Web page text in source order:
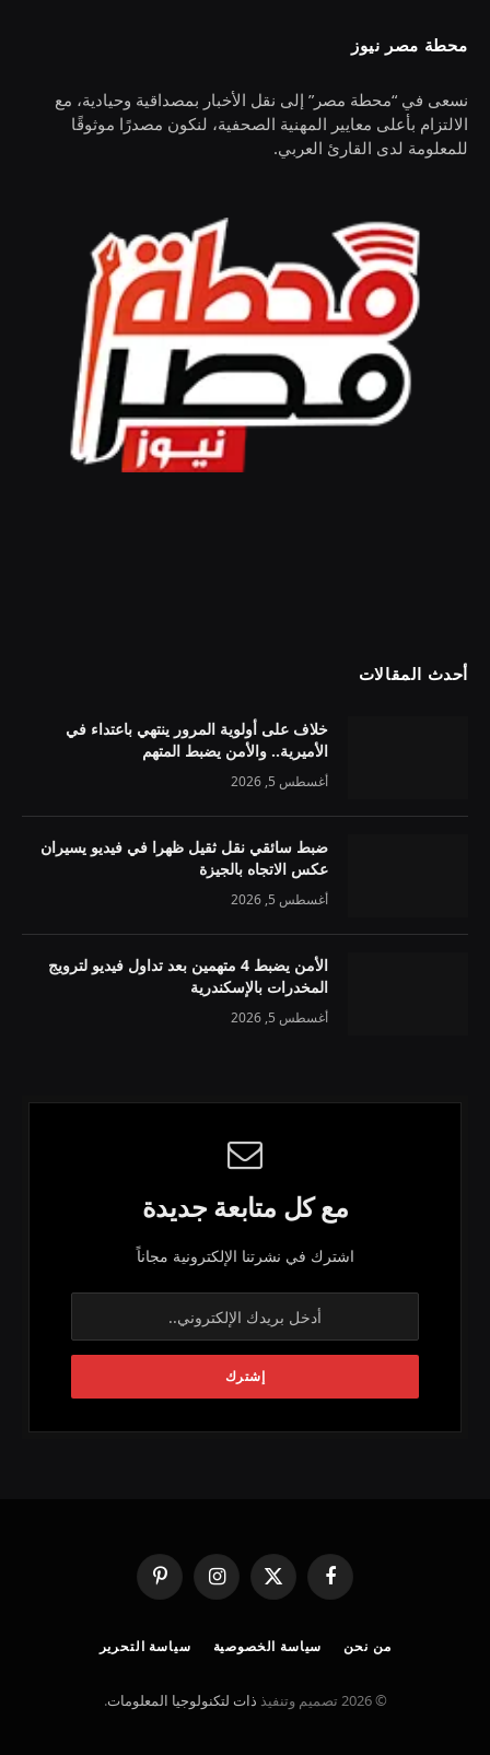
محطة مصر نيوز
نسعى في “محطة مصر” إلى نقل الأخبار بمصداقية وحيادية، مع
الالتزام بأعلى معايير المهنية الصحفية، لنكون مصدرًا موثوقًا
للمعلومة لدى القارئ العربي.
أحدث المقالات
خلاف على أولوية المرور ينتهي باعتداء في
الأميرية.. والأمن يضبط المتهم
أغسطس 5, 2026
ضبط سائقي نقل ثقيل ظهرا في فيديو يسيران
عكس الاتجاه بالجيزة
أغسطس 5, 2026
الأمن يضبط 4 متهمين بعد تداول فيديو لترويج
المخدرات بالإسكندرية
أغسطس 5, 2026
مع كل متابعة جديدة
اشترك في نشرتنا الإلكترونية مجاناً
فيسبوك
X
(Twitter)
الانستغرامبينتيريست
من نحن سياسة الخصوصية سياسة التحرير
© 2026 تصميم وتنفيذ ذات لتكنولوجيا المعلومات.